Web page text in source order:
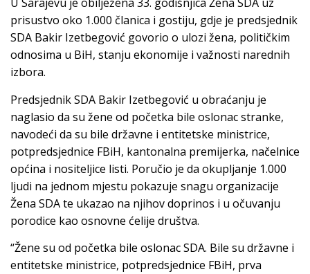
prisustvo oko 1.000 članica i gostiju, gdje je predsjednik
SDA Bakir Izetbegović govorio o ulozi žena, političkim
odnosima u BiH, stanju ekonomije i važnosti narednih
izbora.
Predsjednik SDA Bakir Izetbegović u obraćanju je
naglasio da su žene od početka bile oslonac stranke,
navodeći da su bile državne i entitetske ministrice,
potpredsjednice FBiH, kantonalna premijerka, načelnice
općina i nositeljice listi. Poručio je da okupljanje 1.000
ljudi na jednom mjestu pokazuje snagu organizacije
Žena SDA te ukazao na njihov doprinos i u očuvanju
porodice kao osnovne ćelije društva.
“Žene su od početka bile oslonac SDA. Bile su državne i
entitetske ministrice, potpredsjednice FBiH, prva